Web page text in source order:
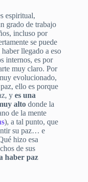
espiritual,
grado de trabajo
incluso por
se puede
llegado a eso
internos, es por
muy claro. Por
evolucionado,
ello es porque
y es una
alto donde la
de la mente
), a tal punto, que
su paz… e
hizo esa
de sus
haber paz